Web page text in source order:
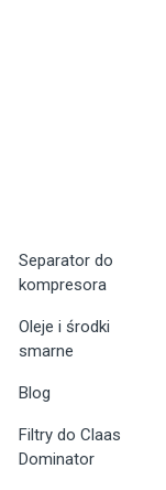
Separator do
kompresora
Oleje i środki
smarne
Blog
Filtry do Claas
Dominator